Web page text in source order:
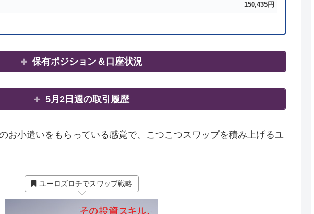
150,435円
保有ポジション＆口座状況
5月2日週の取引履歴
お小遣いをもらっている感覚で、こつこつスワップを積み上げるユ
ユーロズロチでスワップ戦略